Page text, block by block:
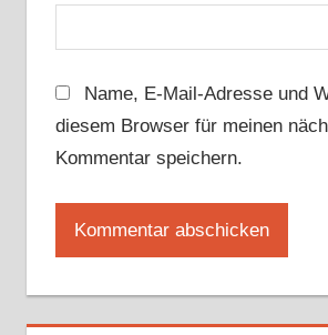
Name, E-Mail-Adresse und
diesem Browser für meinen
Kommentar speichern.